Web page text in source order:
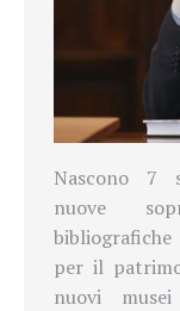
Nascono 7
nuove
per il
nuovi